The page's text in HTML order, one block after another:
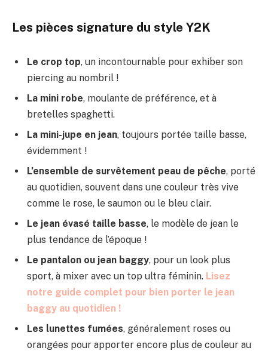
Les pièces signature du style Y2K
Le crop top, un incontournable pour exhiber son
piercing au nombril !
La mini robe, moulante de préférence, et à
bretelles spaghetti.
La mini-jupe en jean, toujours portée taille basse,
évidemment !
L’ensemble de survêtement peau de pêche, porté
au quotidien, souvent dans une couleur très vive
comme le rose, le saumon ou le bleu clair.
Le jean évasé taille basse, le modèle de jean le
plus tendance de l’époque !
Le pantalon ou jean baggy, pour un look plus
sport, à mixer avec un top ultra féminin. Lisez
notre guide complet pour bien porter le jean
baggy au quotidien !
Les lunettes fumées, généralement roses ou
orangées pour apporter encore plus de couleur au